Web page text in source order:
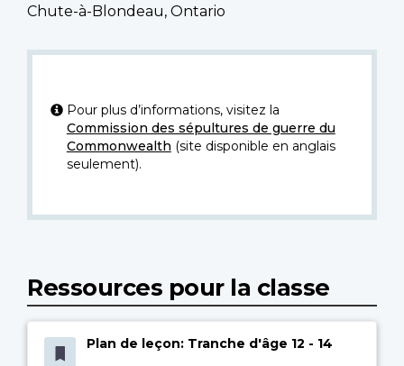
Chute-à-Blondeau, Ontario
Pour plus d’informations, visitez la
Commission des sépultures de guerre du
Commonwealth (site disponible en anglais
seulement).
Ressources pour la classe
Plan de leçon: Tranche d'âge 12 - 14